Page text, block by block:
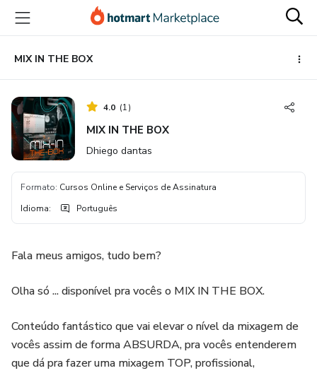
para
conteúdo
principal
para
pagamento
para
rodapéMIX IN THE BOX
4.0 (1)
MIX IN THE BOX
Dhiego dantas
Formato: Cursos Online e Serviços de Assinatura
Idioma: Português
Fala meus amigos, tudo bem?
Olha só ... disponível pra vocês o MIX IN THE BOX.
Conteúdo fantástico que vai elevar o nível da mixagem de
vocês assim de forma ABSURDA, pra vocês entenderem
que dá pra fazer uma mixagem TOP, profissional,